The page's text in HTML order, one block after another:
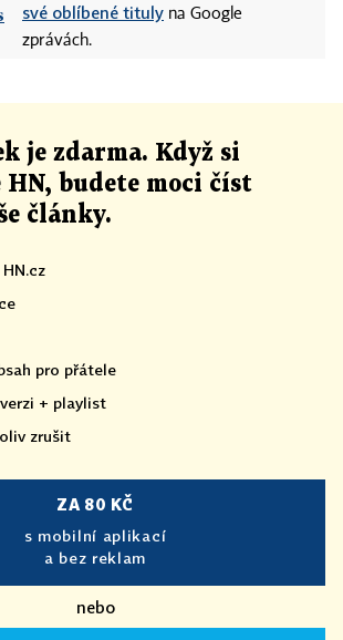
své oblíbené tituly na Google
zprávách.
je zdarma. Když si
budete moci číst
články.
pro přátele
+ playlist
zrušit
ZA 80 KČ
s mobilní aplikací
a bez reklam
nebo